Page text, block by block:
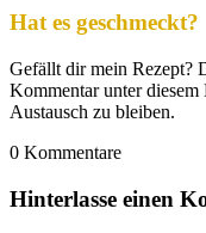
Hat es geschmeckt?
Gefällt dir mein Rezept?
Kommentar unter
Austausch zu bleiben.
0 Kommentare
Hinterlasse einen